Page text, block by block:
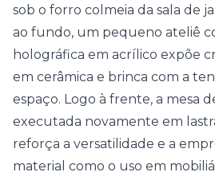
sob o forro colmeia da sala de
ao fundo, um pequeno ateliê
holográfica em acrílico expõe
em cerâmica e brinca com a
espaço. Logo à frente, a mesa
executada novamente em
reforça a versatilidade e a
material como o uso em